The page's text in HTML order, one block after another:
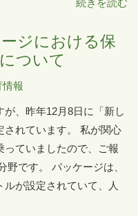
続きを読む
ジにおける保
ついて
情報
、昨年12月8日に「新し
されています。 私が関心
っていましたので、ご報
です。 パッケージは、
ルが設定されていて、人